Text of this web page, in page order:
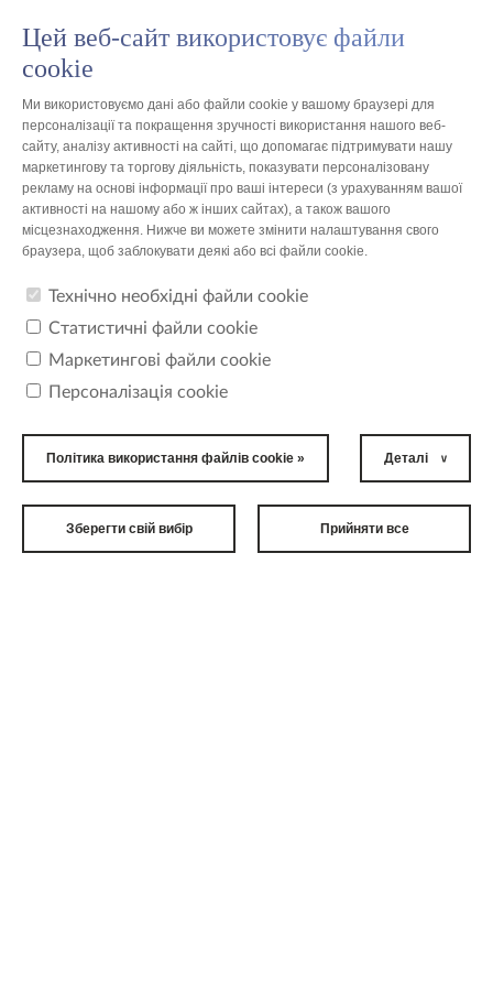
Цей веб-сайт використовує файли
cookie
Ми використовуємо дані або файли cookie у вашому браузері для
персоналізації та покращення зручності використання нашого веб-
сайту, аналізу активності на сайті, що допомагає підтримувати нашу
маркетингову та торгову діяльність, показувати персоналізовану
рекламу на основі інформації про ваші інтереси (з урахуванням вашої
активності на нашому або ж інших сайтах), а також вашого
місцезнаходження. Нижче ви можете змінити налаштування свого
браузера, щоб заблокувати деякі або всі файли cookie.
Технічно необхідні файли cookie
Статистичні файли cookie
Маркетингові файли cookie
Персоналізація cookie
Політика використання файлів cookie » Деталі
Зберегти свій вибір Прийняти все
Сполучені Штати Америки -
кількість місць знайдено:1
Польща
2006 - 2026 All Rights Reserved
приватна політика